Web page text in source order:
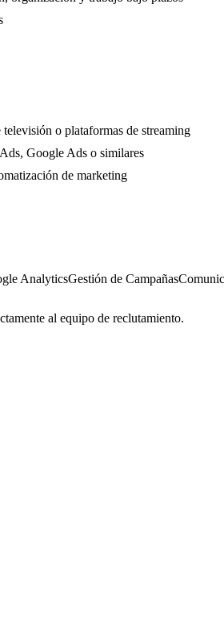
o plataformas de streaming
Google Ads o similares
de marketing
AnalyticsGestión de Campañas
al equipo de reclutamiento.